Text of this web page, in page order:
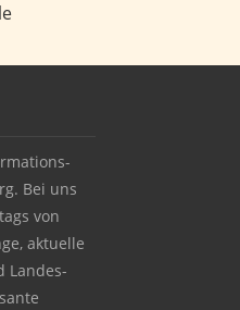
Bei uns
von
aktuelle
Landes-